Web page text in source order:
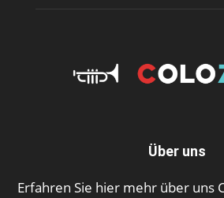
Über uns
Erfahren Sie hier mehr über uns